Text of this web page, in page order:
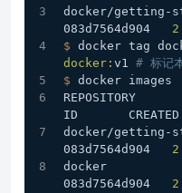
docker/
083d7564d904 2
$
docker: v1 # 标记
$ docker images
REPOSITORY
ID
docker/
083d7564d904 2
docker
083d7564d904 2